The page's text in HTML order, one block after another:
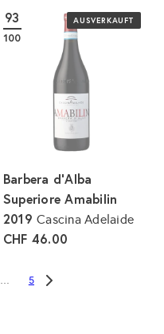
AUSVERKAUFT
93
100
Barbera d'Alba
Superiore Amabilin
2019Cascina Adelaide
CHF 46.00
… 5